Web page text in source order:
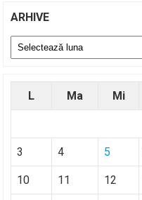
ARHIVE
Arhive
L Ma Mi
3 4 5
10 11 12